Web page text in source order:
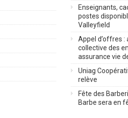
Enseignants,
postes
Valleyfield
Appel d’offres :
collective des
assurance vie
Uniag
relève
Fête des
Barbe sera en